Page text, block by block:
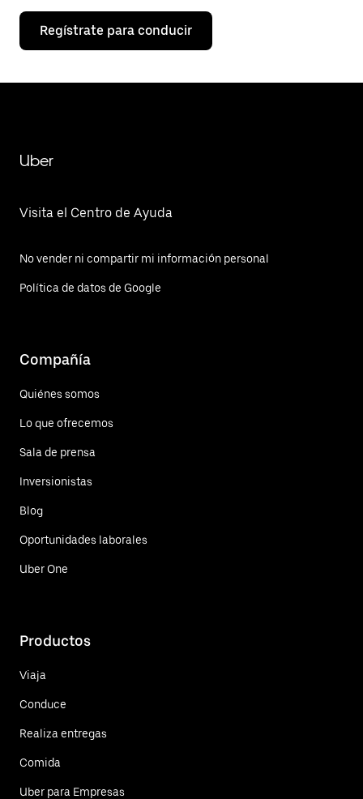
Regístrate para conducir
Uber
Visita el Centro de Ayuda
No vender ni compartir mi información personal
Política de datos de Google
Compañía
Quiénes somos
Lo que ofrecemos
Sala de prensa
Inversionistas
Blog
Oportunidades laborales
Uber One
Productos
Viaja
Conduce
Realiza entregas
Comida
Uber para Empresas